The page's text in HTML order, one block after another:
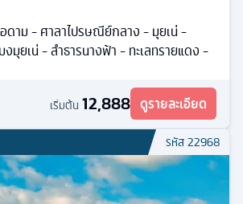
ดาม - ศาลาไปรษณีย์กลาง - มุยเน่ -
งมุยเน่ - ลำธารนางฟ้า - ทะเลทรายแดง -
เริ่มต้น 12,888 ดูรายละเอียด
รหัส22968